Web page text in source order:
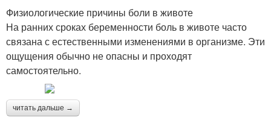
Физиологические причины боли в животе
На ранних сроках беременности боль в животе часто
связана с естественными изменениями в организме. Эти
ощущения обычно не опасны и проходят
самостоятельно.
читать дальше →